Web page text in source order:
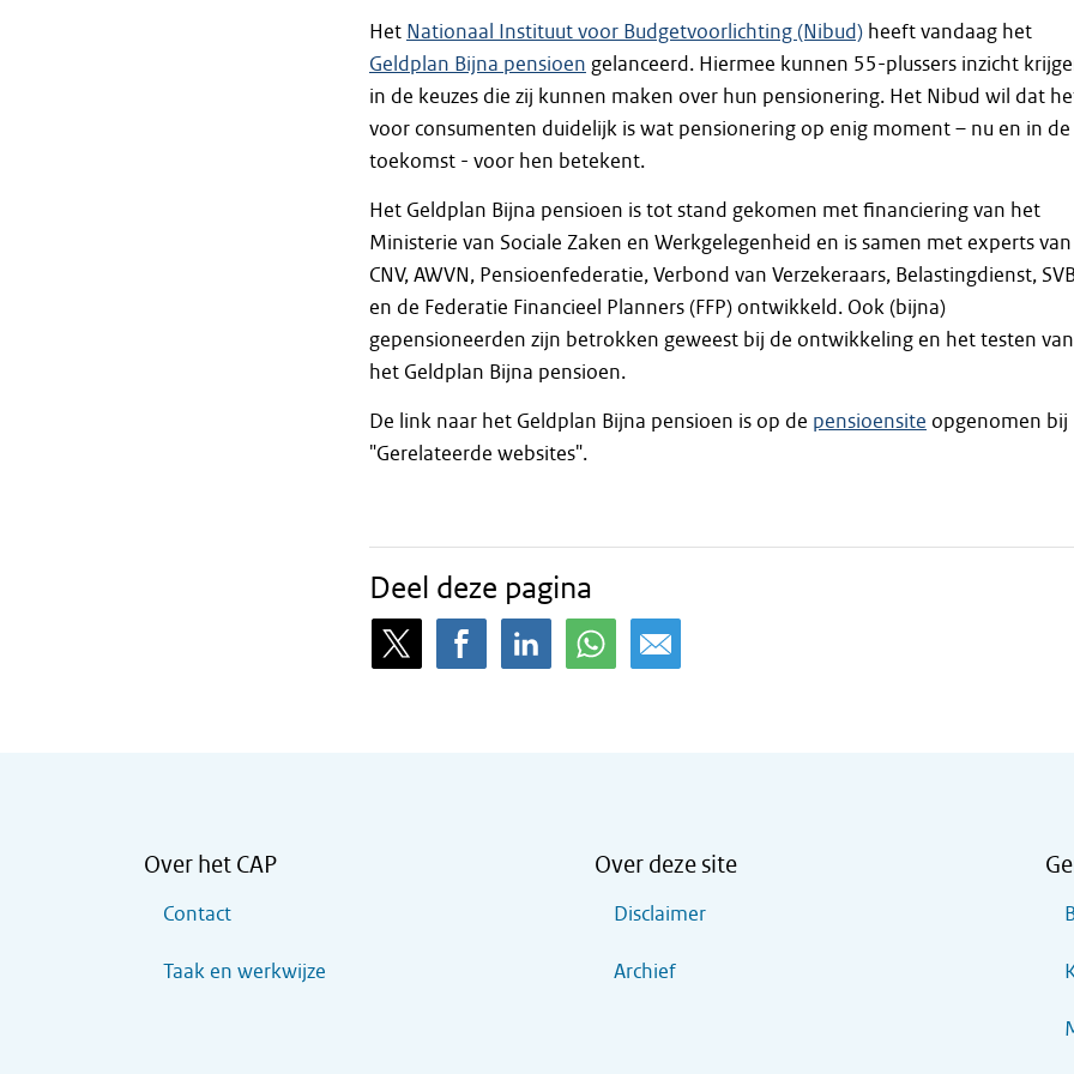
Het Nationaal Instituut voor Budgetvoorlichting (Nibud)heeft vandaag het
Geldplan Bijna pensioen gelanceerd. Hiermee kunnen 55-plussers inzicht
in de keuzes die zij kunnen maken over hun pensionering. Het Nibud wil dat
voor consumenten duidelijk is wat pensionering op enig moment – nu en in de
toekomst - voor hen betekent.
Het Geldplan Bijna pensioen is tot stand gekomen met financiering van het
Ministerie van Sociale Zaken en Werkgelegenheid en is samen met experts van
CNV, AWVN, Pensioenfederatie, Verbond van Verzekeraars, Belastingdienst,
en de Federatie Financieel Planners (FFP) ontwikkeld. Ook (bijna)
gepensioneerden zijn betrokken geweest bij de ontwikkeling en het testen van
het Geldplan Bijna pensioen.
De link naar het Geldplan Bijna pensioen is op de pensioensite opgenomen bij
"Gerelateerde websites".
Deel deze pagina
Over het CAP
Contact
Taak en werkwijze
Over deze site
Disclaimer
Archief